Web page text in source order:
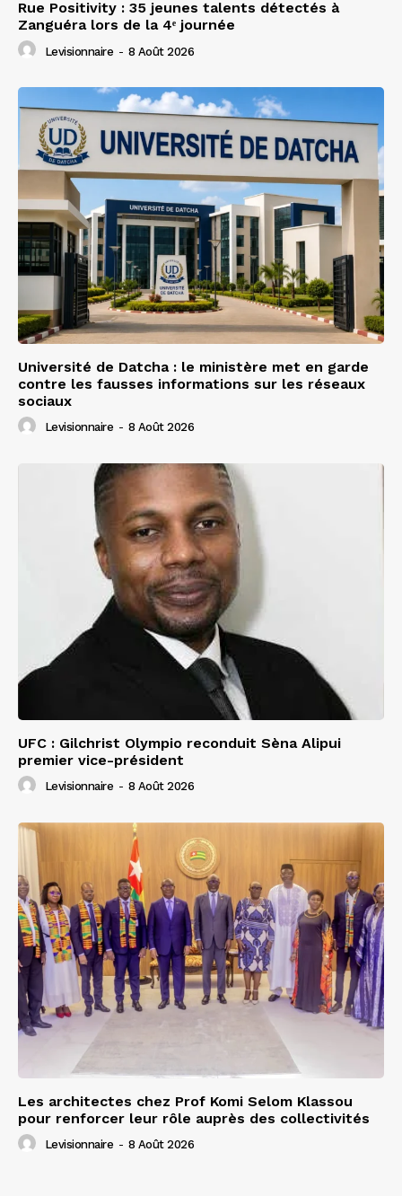
Rue Positivity : 35 jeunes talents détectés à
Zanguéra lors de la 4ᵉ journée
Levisionnaire - 8 Août 2026
Université de Datcha : le ministère met en garde
contre les fausses informations sur les réseaux
sociaux
Levisionnaire - 8 Août 2026
UFC : Gilchrist Olympio reconduit Sèna Alipui
premier vice-président
Levisionnaire - 8 Août 2026
Les architectes chez Prof Komi Selom Klassou
pour renforcer leur rôle auprès des collectivités
Levisionnaire - 8 Août 2026